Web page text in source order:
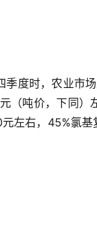
度时，农业市
（吨价，下同
左右，45%氯